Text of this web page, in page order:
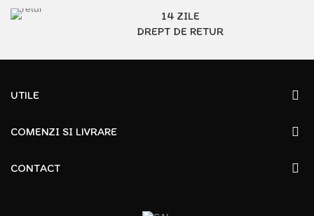
14 ZILE
DREPT DE RETUR
UTILE
COMENZI SI LIVRARE
CONTACT